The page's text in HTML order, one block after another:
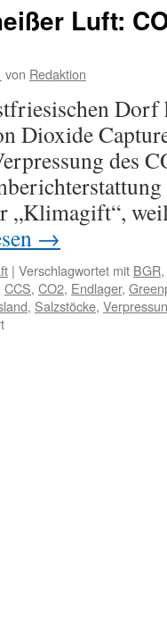
Luft:
von Redaktion
Dorf
Dioxide
des
„Klimagift“,
→
| Verschlagwortet mit BGR,
CCS, CO2, Endlager,
, Salzstöcke,
für